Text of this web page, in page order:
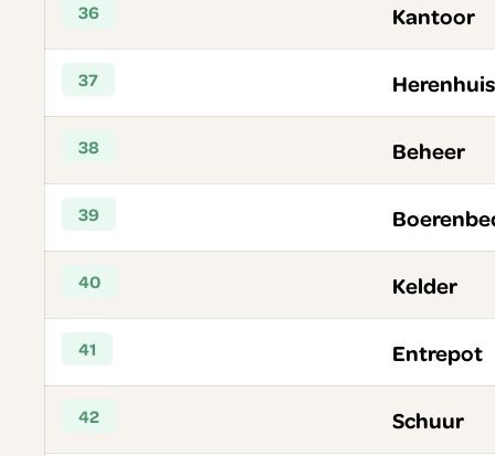
36 Kantoor
37 Herenhuis
38 Beheer
39
40 Kelder
41 Entrepot
42 Schuur